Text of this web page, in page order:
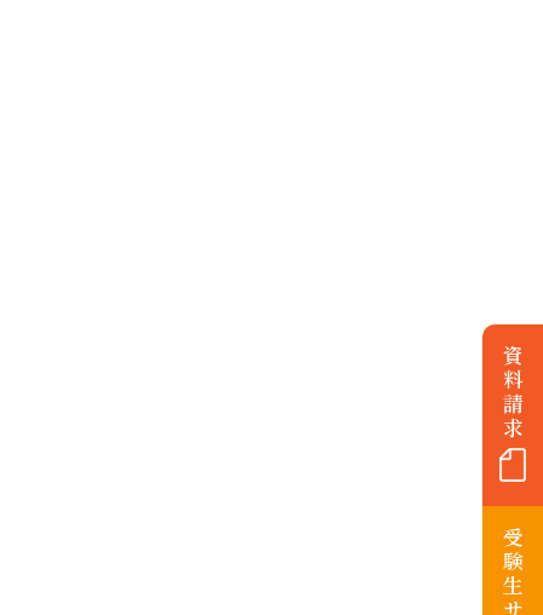
資
料
請
求
受
験
生
サ